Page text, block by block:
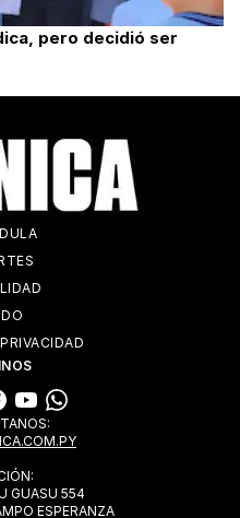
pero decidió ser
GUASU 554
ESPERANZA